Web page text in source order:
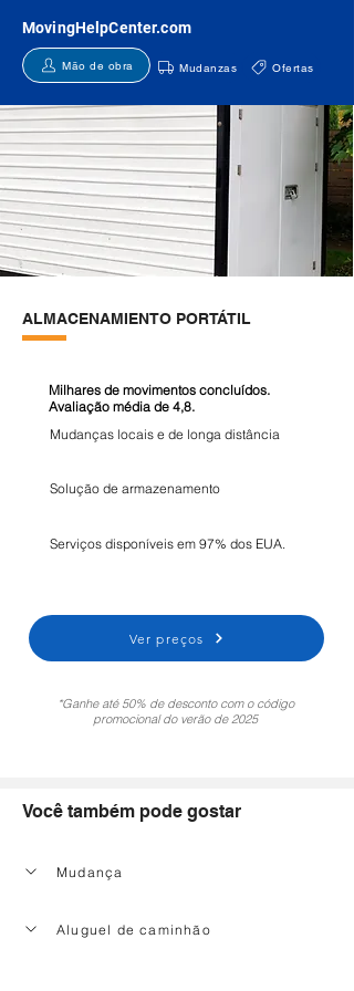
MovingHelpCenter.com
Mão de obra Mudanzas Ofertas
ALMACENAMIENTO PORTÁTIL
Milhares de movimentos concluídos.
Avaliação média de 4,8.
Mudanças locais e de longa distância
Solução de armazenamento
Serviços disponíveis em 97% dos EUA.
Ver preços
*Ganhe até 50% de desconto com o código
promocional do verão de 2025
Você também pode gostar
Mudança
Aluguel de caminhão